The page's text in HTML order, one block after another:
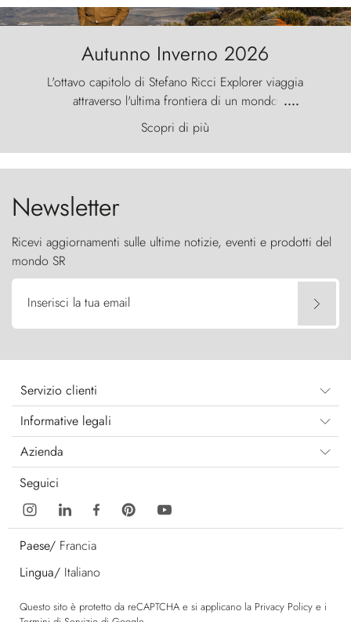
Autunno Inverno 2026
L'ottavo capitolo di Stefano Ricci Explorer viaggia
attraverso l'ultima frontiera di un mondo
primordiale, dove il vento scolpisce la natura con
furia ancestrale e le Torres del Paine sfidano il
cielo come sentinelle di pietra.
....
Scopri di più
Newsletter
Ricevi aggiornamenti sulle ultime notizie, eventi e prodotti del
mondo SR
Inserisci la tua email
Servizio clienti
Informative legali
Azienda
Seguici
Paese/ Francia
Lingua/ Italiano
Questo sito è protetto da reCAPTCHA e si applicano la Privacy Policy e i